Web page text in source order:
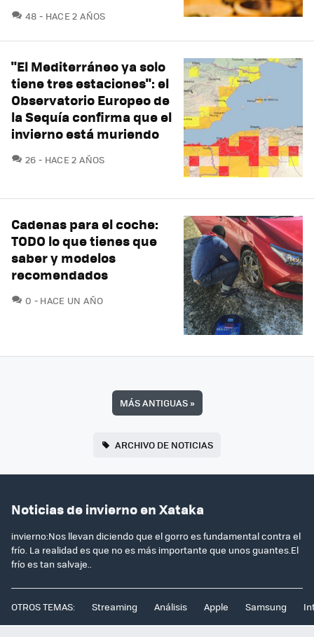
48 COMENTARIOS
HACE 2 AÑOS
"El Mediterráneo ya solo
tiene tres estaciones": el
Observatorio Europeo de
la Sequía confirma que el
invierno está muriendo
26 COMENTARIOS
HACE 2 AÑOS
Cadenas para el coche:
TODO lo que tienes que
saber y modelos
recomendados
0 COMENTARIOS
HACE UN AÑO
MÁS ANTIGUAS»
ARCHIVO DE NOTICIAS
Noticias de invierno en Xataka
invierno:Nos llevan diciendo que el gorro es fundamental contra el
frío. La realidad es que no es más importante que unos guantes.El
frío es tan salvaje..
OTROS TEMAS: Streaming Análisis Apple Samsung